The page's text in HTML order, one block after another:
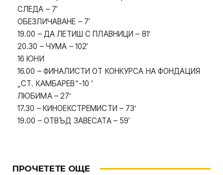
СЛЕДА – 7′
ОБЕЗЛИЧАВАНЕ – 7′
19.00 – ДА ЛЕТИШ С ПЛАВНИЦИ – 81’
20.30 – ЧУМА – 102′
16 ЮНИ
16.00 – ФИНАЛИСТИ ОТ КОНКУРСА НА ФОНДАЦИЯ
„СТ. КАМБАРЕВ“-10 ‘
ЛЮБИМА – 27’
17.30 – КИНОЕКСТРЕМИСТИ – 73’
19.00 – ОТВЪД ЗАВЕСАТА – 59′
ПРОЧЕТЕТЕ ОЩЕ